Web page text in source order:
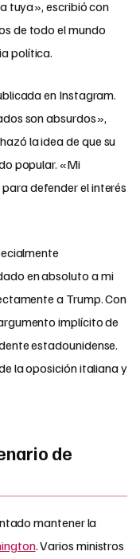
tuya», escribió con
de todo el mundo
política.
en Instagram.
son absurdos»,
la idea de que su
popular. «Mi
defender el interés
en absoluto a mi
a Trump. Con
implícito de
estadounidense.
la oposición italiana y
de
mantener la
. Varios ministros